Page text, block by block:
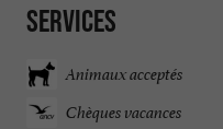
Services
Animaux acceptés
Chèques vacances